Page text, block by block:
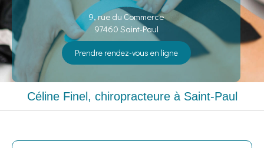
9, rue du Commerce
97460 Saint-Paul
Prendre rendez-vous en ligne
Céline Finel, chiropracteure à Saint-Paul